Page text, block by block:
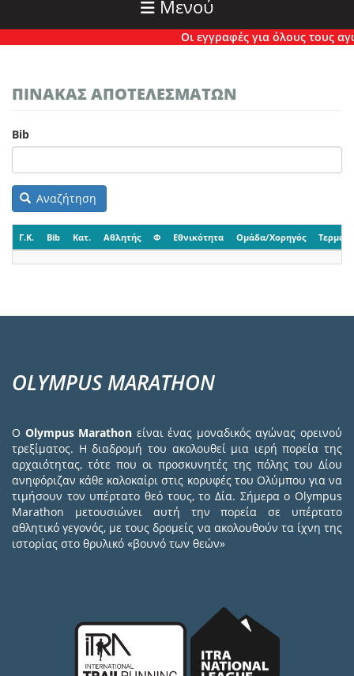
Μενού
Οι εγγραφές για όλους τους
ΠΙΝΑΚΑΣ ΑΠΟΤΕΛΕΣΜΑΤΩΝ
Bib
Αναζήτηση
Γ.Κ. Bib Κατ. Αθλητής Φ Εθνικότητα Ομάδα/Χορηγός
OLYMPUS MARATHON
Ο Olympus Marathon είναι ένας μοναδικός αγώνας ορεινού
τρεξίματος. Η διαδρομή του ακολουθεί μια ιερή πορεία της
αρχαιότητας, τότε που οι προσκυνητές της πόλης του Δίου
ανηφόριζαν κάθε καλοκαίρι στις κορυφές του Ολύμπου για να
τιμήσουν τον υπέρτατο θεό τους, το Δία. Σήμερα ο Olympus
Marathon μετουσιώνει αυτή την πορεία σε υπέρτατο
αθλητικό γεγονός, με τους δρομείς να ακολουθούν τα ίχνη της
ιστορίας στο θρυλικό «βουνό των θεών»